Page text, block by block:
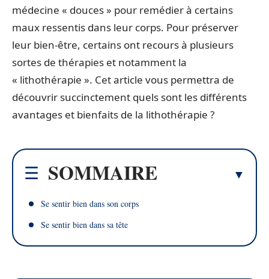
médecine « douces » pour remédier à certains
maux ressentis dans leur corps. Pour préserver
leur bien-être, certains ont recours à plusieurs
sortes de thérapies et notamment la
« lithothérapie ». Cet article vous permettra de
découvrir succinctement quels sont les différents
avantages et bienfaits de la lithothérapie ?
SOMMAIRE
Se sentir bien dans son corps
Se sentir bien dans sa tête